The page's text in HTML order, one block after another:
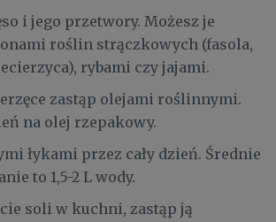
i jego przetwory. Możesz je
roślin strączkowych (fasola,
rybami czy jajami.
zastąp olejami roślinnymi.
na olej rzepakowy.
łykami przez cały dzień. Średnie
to 1,5-2 L wody.
soli w kuchni, zastąp ją